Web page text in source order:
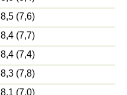
8,5 (7,6)
8,4 (7,7)
8,4 (7,4)
8,3 (7,8)
8,1 (7,0)